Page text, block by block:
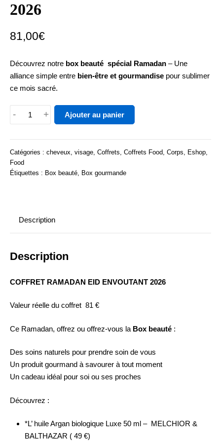
2026
81,00€
Découvrez notre box beauté spécial Ramadan – Une
alliance simple entre bien-être et gourmandise pour sublimer
ce mois sacré.
quantité
de
RAMADAN
EID
2026
- + Ajouter au panier
Catégories : cheveux, visage, Coffrets, Coffrets Food, Corps, Eshop,
Food
Étiquettes : Box beauté, Box gourmande
Description
Description
COFFRET RAMADAN EID ENVOUTANT 2026
Valeur réelle du coffret 81 €
Ce Ramadan, offrez ou offrez-vous la Box beauté :
Des soins naturels pour prendre soin de vous
Un produit gourmand à savourer à tout moment
Un cadeau idéal pour soi ou ses proches
Découvrez :
*L’ huile Argan biologique Luxe 50 ml – MELCHIOR &
BALTHAZAR ( 49 €)